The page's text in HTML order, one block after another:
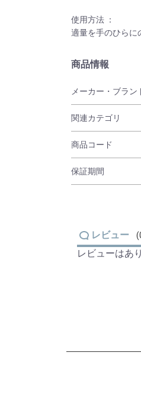
使用方法 ：
適量を手のひらに
商品情報
メーカー・ブラン
関連カテゴリ
商品コード
保証期間
レビュー
レビューはあ